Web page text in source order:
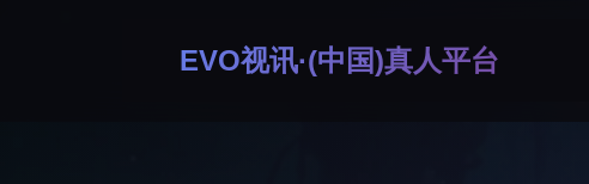
EVO视讯·(中国)真人平台